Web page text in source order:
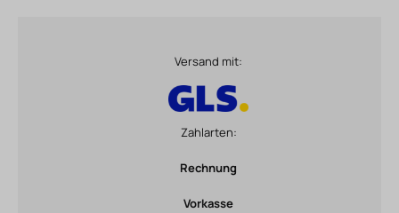
Versand mit:
Zahlarten:
Rechnung
Vorkasse